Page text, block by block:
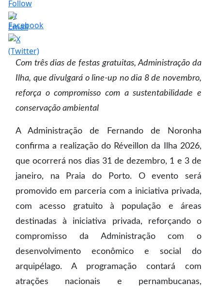
Com três dias de festas gratuitas, Administração da
Ilha, que divulgará o line-up no dia 8 de novembro,
reforça o compromisso com a sustentabilidade e
conservação ambiental
A Administração de Fernando de Noronha
confirma a realização do Réveillon da Ilha 2026,
que ocorrerá nos dias 31 de dezembro, 1 e 3 de
janeiro, na Praia do Porto. O evento será
promovido em parceria com a iniciativa privada,
com acesso gratuito à população e áreas
destinadas à iniciativa privada, reforçando o
compromisso da Administração com o
desenvolvimento econômico e social do
arquipélago. A programação contará com
atrações nacionais e pernambucanas,